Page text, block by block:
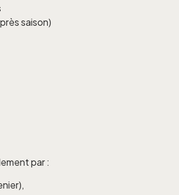
saison)
par :